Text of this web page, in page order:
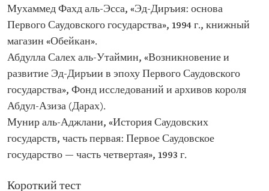
Мухаммед Фахд аль-Эсса, «Эд-Диръия: основа
Первого Саудовского государства», 1994 г., книжный
магазин «Обейкан».
Абдулла Салех аль-Утаймин, «Возникновение и
развитие Эд-Диръии в эпоху Первого Саудовского
государства», Фонд исследований и архивов короля
Абдул-Азиза (Дарах).
Мунир аль-Аджлани, «История Саудовских
государств, часть первая: Первое Саудовское
государство — часть четвертая», 1993 г.
Короткий тест